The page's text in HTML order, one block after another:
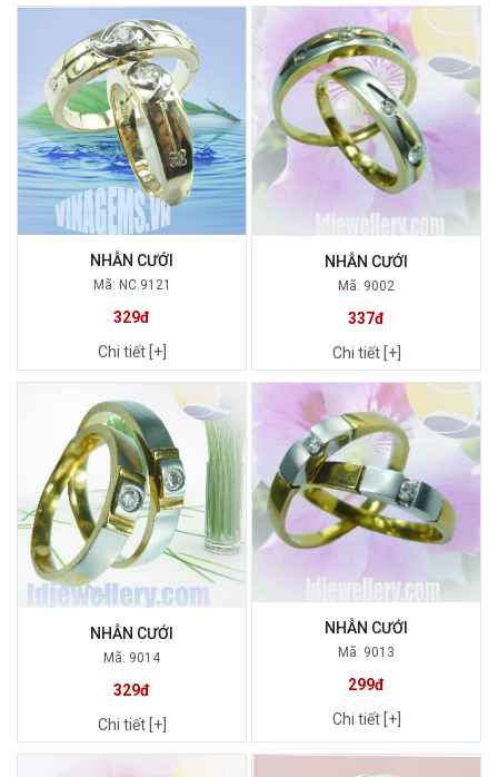
NHẪN CƯỚI
Mã: NC.9121
329đ
Chi tiết [+]
NHẪN CƯỚI
Mã: 9002
337đ
Chi tiết [+]
NHẪN CƯỚI
Mã: 9014
329đ
Chi tiết [+]
NHẪN CƯỚI
Mã: 9013
299đ
Chi tiết [+]